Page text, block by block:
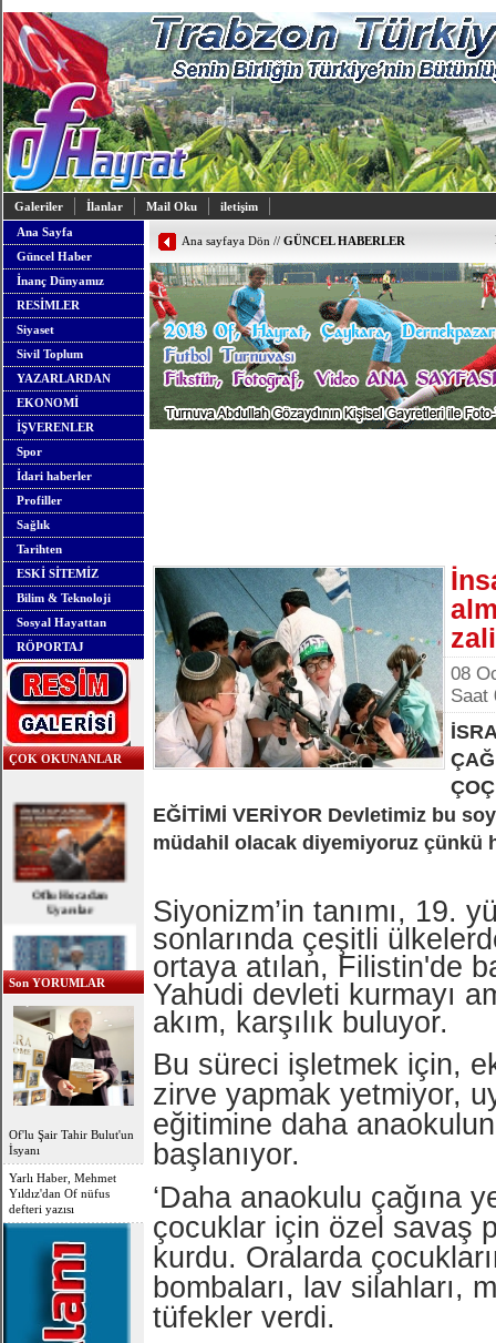
Galeriler İlanlar Mail Oku
iletişim
Ana Sayfa
Güncel Haber
İnanç Dünyamız
RESİMLER
Siyaset
Sivil Toplum
YAZARLARDAN
EKONOMİ
İŞVERENLER
Spor
İdari haberler
Profiller
Sağlık
Tarihten
ESKİ SİTEMİZ
Bilim & Teknoloji
Sosyal Hayattan
RÖPORTAJ
ÇOK OKUNANLAR
Oflu Hocadan
Uyarılar
OFLU HOCA'DAN
TOPLUMSAL UYARI
Son YORUMLAR
Of'lu Şair Tahir Bulut'un
İsyanı
Yarlı Haber, Mehmet
Yıldız'dan Of nüfus
defteri yazısı
Ana sayfaya Dön // GÜNCEL HABERLER
08
Saat
EĞİTİMİ VERİYOR Devletimiz bu
müdahil olacak diyemiyoruz çünkü
Siyonizm’in tanımı, 19.
sonlarında çeşitli
ortaya atılan, Filistin'de
Yahudi devleti kurmayı
akım, karşılık buluyor.
Bu süreci işletmek için,
zirve yapmak yetmiyor,
eğitimine daha
başlanıyor.
‘Daha anaokulu çağına
çocuklar için özel savaş
kurdu. Oralarda
bombaları, lav silahları,
tüfekler verdi.